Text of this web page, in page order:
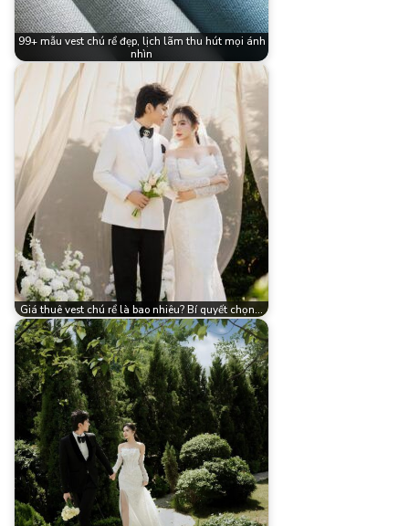
99+ mẫu vest chú rể đẹp, lịch lãm thu hút mọi ánh
nhìn
Giá thuê vest chú rể là bao nhiêu? Bí quyết chọn…